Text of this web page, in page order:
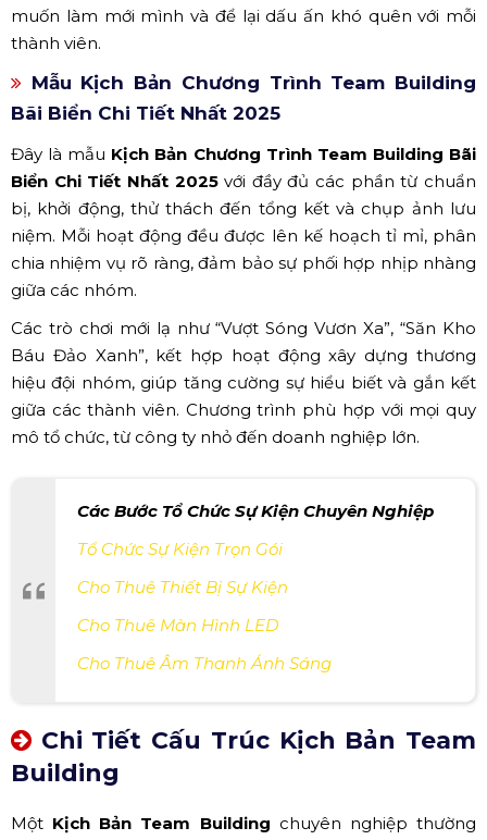
muốn làm mới mình và để lại dấu ấn khó quên với mỗi
thành viên.
Mẫu Kịch Bản Chương Trình Team Building
Bãi Biển Chi Tiết Nhất 2025
Đây là mẫu Kịch Bản Chương Trình Team Building Bãi
Biển Chi Tiết Nhất 2025với đầy đủ các phần từ chuẩn
bị, khởi động, thử thách đến tổng kết và chụp ảnh lưu
niệm. Mỗi hoạt động đều được lên kế hoạch tỉ mỉ, phân
chia nhiệm vụ rõ ràng, đảm bảo sự phối hợp nhịp nhàng
giữa các nhóm.
Các trò chơi mới lạ như “Vượt Sóng Vươn Xa”, “Săn Kho
Báu Đảo Xanh”, kết hợp hoạt động xây dựng thương
hiệu đội nhóm, giúp tăng cường sự hiểu biết và gắn kết
giữa các thành viên. Chương trình phù hợp với mọi quy
mô tổ chức, từ công ty nhỏ đến doanh nghiệp lớn.
Các Bước Tổ Chức Sự Kiện Chuyên Nghiệp
Tổ Chức Sự Kiện Trọn Gói
Cho Thuê Thiết Bị Sự Kiện
Cho Thuê Màn Hình LED
Cho Thuê Âm Thanh Ánh Sáng
Chi Tiết Cấu Trúc Kịch Bản Team
Building
Một Kịch Bản Team Building chuyên nghiệp thường